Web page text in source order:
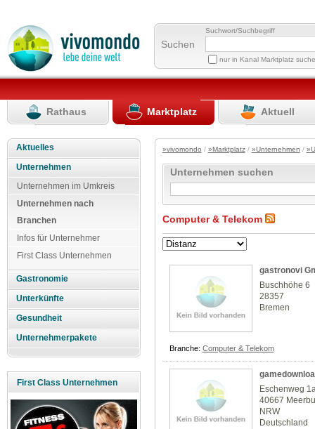
Suchen
Suchwort/Suchbegriff
nur in Kanal Marktplatz
Rathaus Marktplatz Aktuell
Aktuelles
Unternehmen
Unternehmen im Umkreis
Unternehmen nach
Branchen
Infos für Unternehmer
First Class Unternehmen
Gastronomie
Unterkünfte
Gesundheit
Unternehmerpakete
First Class Unternehmen
»vivomondo / »Marktplatz/ »Unternehmen /
Unternehmen suchen
Computer & Telekom
gastronovi
Buschhöhe 6
28357
Bremen
Branche: Computer & Telekom
Eschenweg
40667
NRW
Deutschland